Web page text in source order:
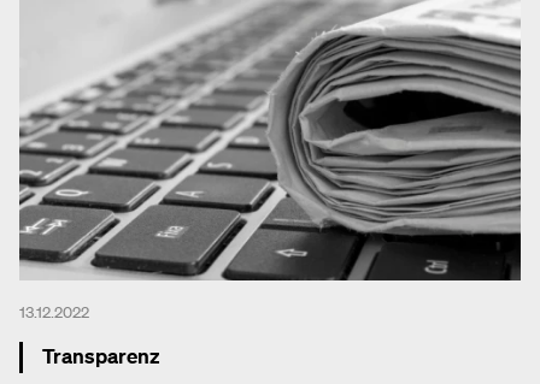
13.12.2022
Transparenz